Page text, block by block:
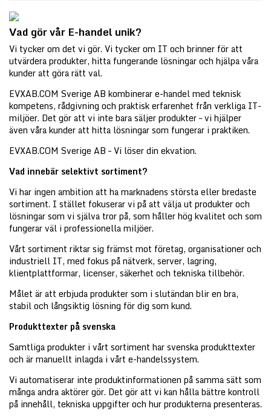
Vad gör vår E-handel unik?
Vi tycker om det vi gör. Vi tycker om IT och brinner för att
utvärdera produkter, hitta fungerande lösningar och hjälpa våra
kunder att göra rätt val.
EVXAB.COM Sverige AB kombinerar e-handel med teknisk
kompetens, rådgivning och praktisk erfarenhet från verkliga IT-
miljöer. Det gör att vi inte bara säljer produkter – vi hjälper
även våra kunder att hitta lösningar som fungerar i praktiken.
EVXAB.COM Sverige AB – Vi löser din ekvation.
Vad innebär selektivt sortiment?
Vi har ingen ambition att ha marknadens största eller bredaste
sortiment. I stället fokuserar vi på att välja ut produkter och
lösningar som vi själva tror på, som håller hög kvalitet och som
fungerar väl i professionella miljöer.
Vårt sortiment riktar sig främst mot företag, organisationer och
industriell IT, med fokus på nätverk, server, lagring,
klientplattformar, licenser, säkerhet och tekniska tillbehör.
Målet är att erbjuda produkter som i slutändan blir en bra,
stabil och långsiktig lösning för dig som kund.
Produkttexter på svenska
Samtliga produkter i vårt sortiment har svenska produkttexter
och är manuellt inlagda i vårt e-handelssystem.
Vi automatiserar inte produktinformationen på samma sätt som
många andra aktörer gör. Det gör att vi kan hålla bättre kontroll
på innehåll, tekniska uppgifter och hur produkterna presenteras.